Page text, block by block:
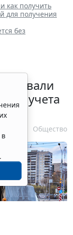
как получить
для получения
без
учета
Общество
.